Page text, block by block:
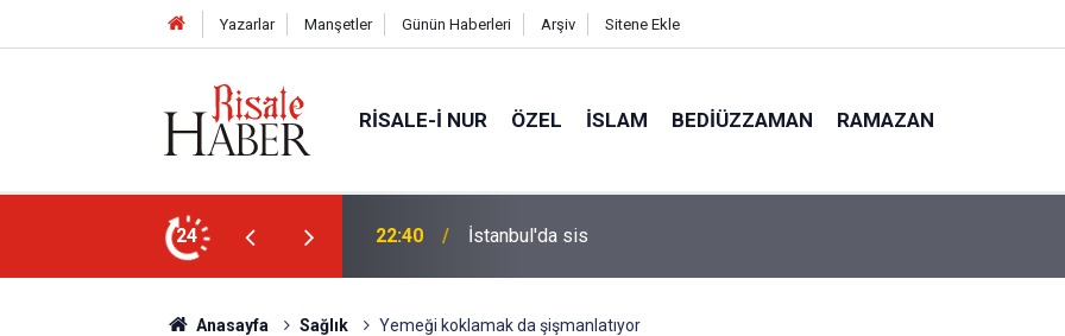
Yazarlar Manşetler Günün Haberleri Arşiv Sitene Ekle
RISALE-I NUR ÖZEL İSLAM BEDIÜZZAMAN RAMAZAN
24 21:18 Biyoloji profesörünün parmağının ucunda niçin göz yok?
Anasayfa Sağlık Yemeği koklamak da şişmanlatıyor